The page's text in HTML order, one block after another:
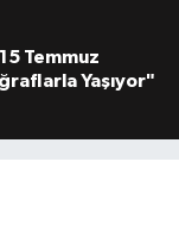
Temmuz
Yaşıyor"